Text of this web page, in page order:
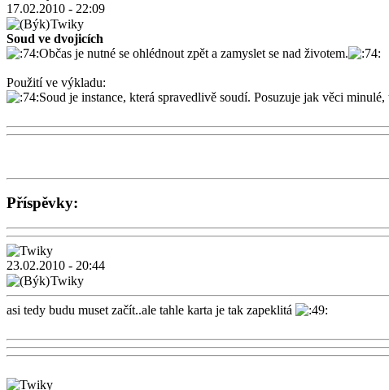
17.02.2010 - 22:09
Twiky
Soud ve dvojicích
Občas je nutné se ohlédnout zpět a zamyslet se nad životem.
Použití ve výkladu:
Soud je instance, která spravedlivě soudí. Posuzuje jak věci
Příspěvky:
23.02.2010 - 20:44
Twiky
asi tedy budu muset začít..ale tahle karta je tak zapeklitá